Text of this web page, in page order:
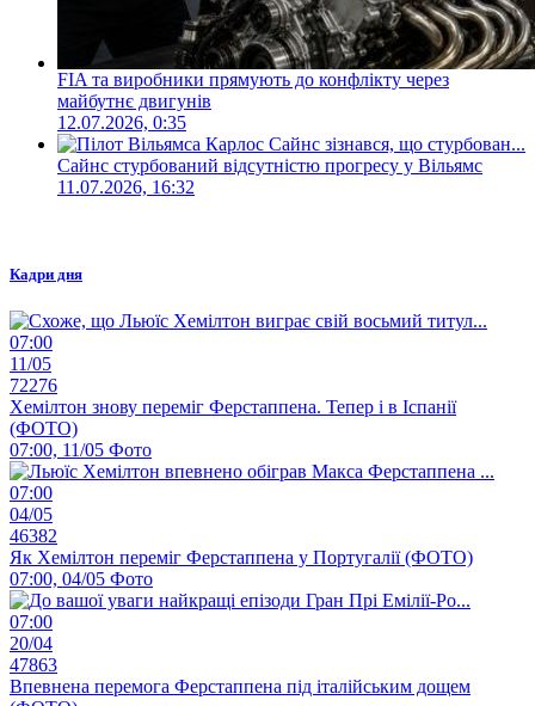
FIA та виробники прямують до конфлікту через
майбутнє двигунів
12.07.2026, 0:35
Сайнс стурбований відсутністю прогресу у Вільямс
11.07.2026, 16:32
Кадри дня
07:00
11/05
72276
Хемілтон знову переміг Ферстаппена. Тепер і в Іспанії
(ФОТО)
07:00, 11/05 Фото
07:00
04/05
46382
Як Хемілтон переміг Ферстаппена у Португалії (ФОТО)
07:00, 04/05 Фото
07:00
20/04
47863
Впевнена перемога Ферстаппена під італійським дощем